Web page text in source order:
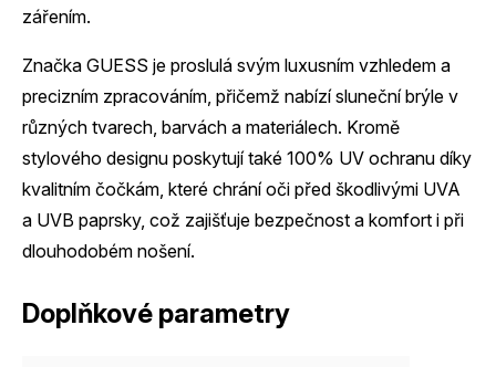
zářením.
Značka GUESS je proslulá svým luxusním vzhledem a
precizním zpracováním, přičemž nabízí sluneční brýle v
různých tvarech, barvách a materiálech. Kromě
stylového designu poskytují také 100% UV ochranu díky
kvalitním čočkám, které chrání oči před škodlivými UVA
a UVB paprsky, což zajišťuje bezpečnost a komfort i při
dlouhodobém nošení.
Doplňkové parametry